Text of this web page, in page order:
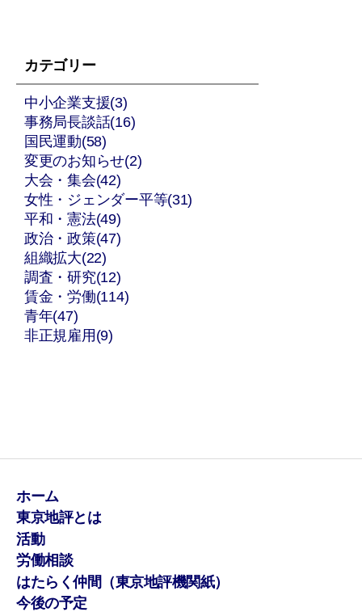
カテゴリー
中小企業支援(3)
事務局長談話(16)
国民運動(58)
変更のお知らせ(2)
大会・集会(42)
女性・ジェンダー平等(31)
平和・憲法(49)
政治・政策(47)
組織拡大(22)
調査・研究(12)
賃金・労働(114)
青年(47)
非正規雇用(9)
ホーム
東京地評とは
活動
労働相談
はたらく仲間（東京地評機関紙）
今後の予定